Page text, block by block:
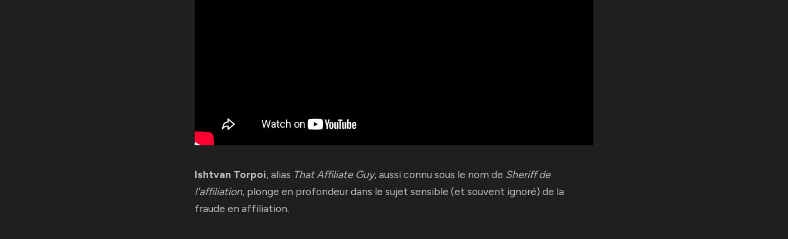
Ishtvan Torpoi, alias That Affiliate Guy, aussi connu sous le nom de Sheriff de
l'affiliation, plonge en profondeur dans le sujet sensible (et souvent ignoré) de la
fraude en affiliation.